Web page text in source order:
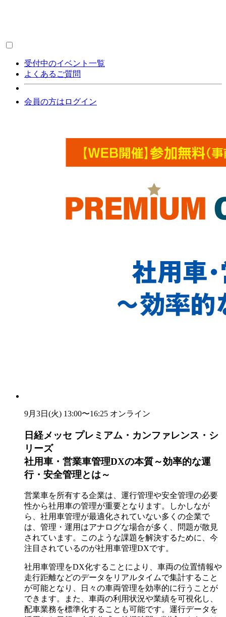
受付中のイベント一覧
よくあるご質問
会員の方はログイン
9月3日(火) 13:00〜16:25 オンライン
日経メッセ プレミアム・カンファレンス・シ
リーズ
社用車・営業車管理DXの本質～効率的な運
行・安全管理とは～
営業車を所有する企業は、運行管理や安全管理の必要
性から社用車の管理が重要となります。しかしなが
ら、社用車管理が最適化されていない多くの企業で
は、管理・運用はアナログな場合が多く、問題が散見
されています。このような課題を解決するために、今
注目されているのが社用車管理DXです。
社用車管理をDX化することにより、車両の位置情報や
走行距離などのデータをリアルタイムで集計すること
が可能となり、日々の車両管理を効率的に行うことが
できます。また、車両の利用状況や業績を可視化し、
配車業務を標準化することも可能です。運行データを